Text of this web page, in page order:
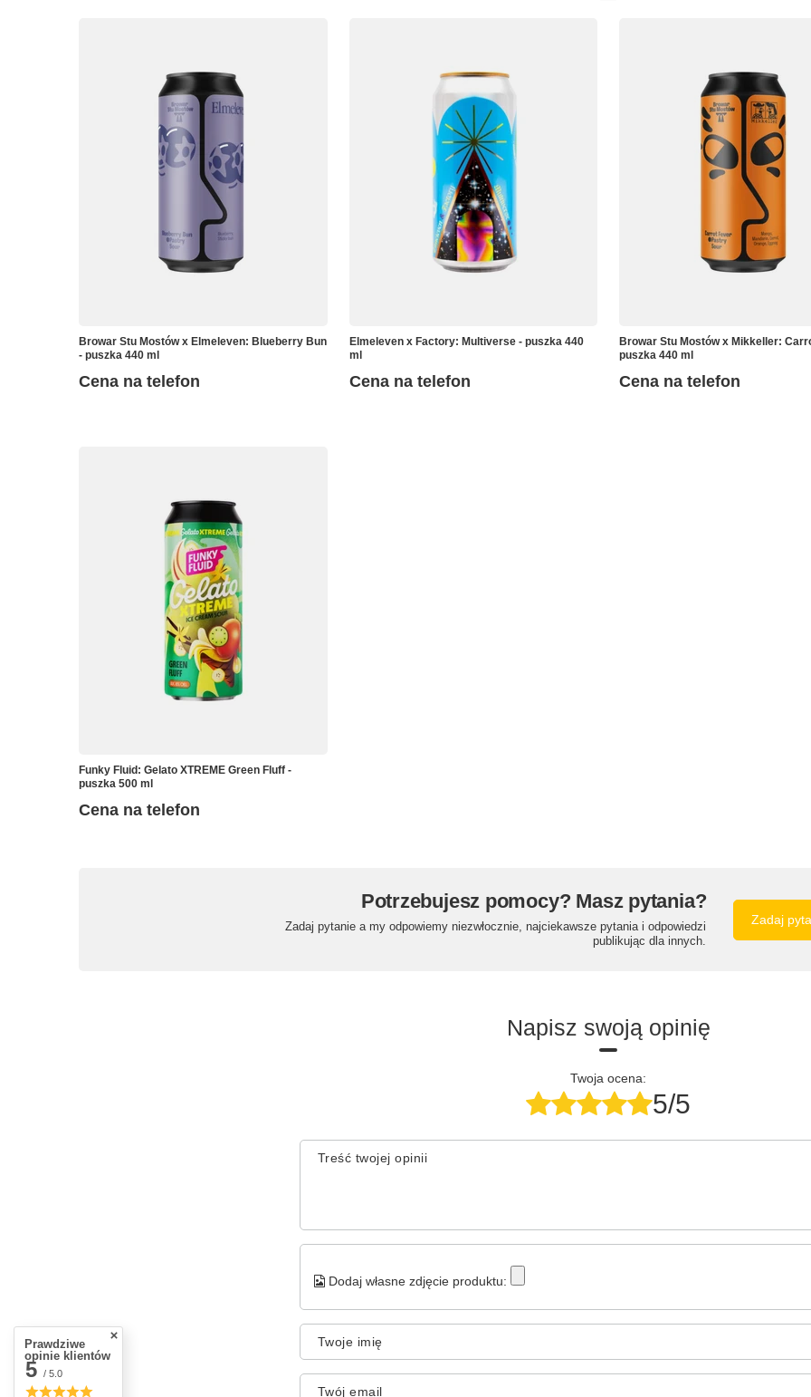
Browar Stu Mostów x Elmeleven: Blueberry Bun
- puszka 440 ml
Cena na telefon
Elmeleven x Factory: Multiverse - puszka 440
ml
Cena na telefon
Browar Stu Mostów x Mikkeller:
puszka 440 ml
Cena na telefon
Funky Fluid: Gelato XTREME Green Fluff -
puszka 500 ml
Cena na telefon
Potrzebujesz pomocy? Masz pytania?
Zadaj pytanie a my odpowiemy niezwłocznie, najciekawsze pytania i odpowiedzi
publikując dla innych.
Zadaj
Napisz swoją opinię
Twoja ocena:
5/5
Treść twojej opinii
Dodaj własne zdjęcie produktu:
Twoje imię
Twój email
Prawdziwe
opinie klientów
5 / 5.0